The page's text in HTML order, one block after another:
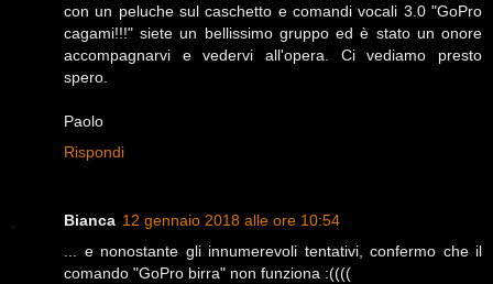
con un peluche sul caschetto e comandi vocali 3.0 "GoPro
cagami!!!" siete un bellissimo gruppo ed è stato un onore
accompagnarvi e vedervi all'opera. Ci vediamo presto
spero.
Paolo
Rispondi
Bianca 12 gennaio 2018 alle ore 10:54
... e nonostante gli innumerevoli tentativi, confermo che il
comando "GoPro birra" non funziona :((((